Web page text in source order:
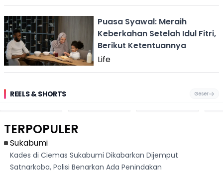
Puasa Syawal: Meraih
Keberkahan Setelah Idul Fitri,
Berikut Ketentuannya
Life
REELS & SHORTS Geser
Pantai
Cikembang,
Dari
Palabuhanratu
TERPOPULER
Sukabumi
Kades di Ciemas Sukabumi Dikabarkan Dijemput
Satnarkoba, Polisi Benarkan Ada Penindakan